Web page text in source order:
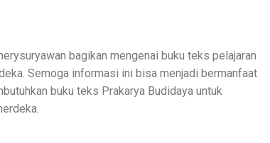
bagikan mengenai buku teks pelajaran
Semoga informasi ini bisa menjadi bermanfaat
buku teks Prakarya Budidaya untuk